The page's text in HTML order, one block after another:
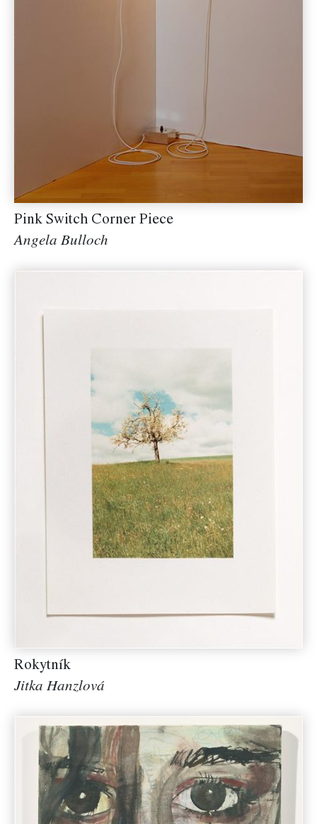
Pink Switch Corner Piece
Angela Bulloch
Rokytník
Jitka Hanzlová